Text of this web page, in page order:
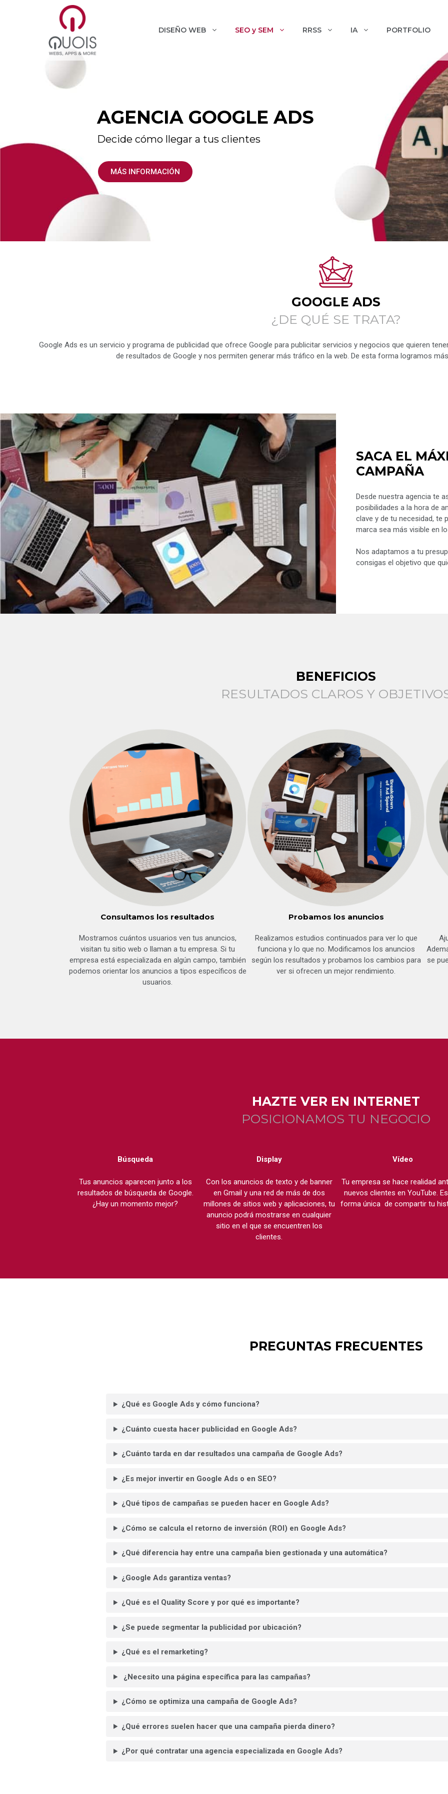
DISEÑO WEB SEO y SEM RRSS IA PORTFOLIO
AGENCIA GOOGLE ADS
Decide cómo llegar a tus clientes
MÁS INFORMACIÓN
GOOGLE ADS
¿DE QUÉ SE TRATA?
Google Ads es un servicio y programa de publicidad que ofrece Google para publicitar servicios y negocios que quieren
de resultados de Google y nos permiten generar más tráfico en la web. De esta forma logramos
SACA EL
CAMPAÑA
Desde nuestra agencia te
posibilidades a la hora de
clave y de tu necesidad, te
marca sea más visible en
Nos adaptamos a tu
consigas el objetivo que
BENEFICIOS
RESULTADOS CLAROS Y
Consultamos los resultados
Mostramos cuántos usuarios ven tus anuncios,
visitan tu sitio web o llaman a tu empresa. Si tu
empresa está especializada en algún campo, también
podemos orientar los anuncios a tipos específicos de
usuarios.
Probamos los anuncios
Realizamos estudios continuados para ver lo que
funciona y lo que no. Modificamos los anuncios
según los resultados y probamos los cambios para
ver si ofrecen un mejor rendimiento.
se
HAZTE VER EN INTERNET
POSICIONAMOS TU NEGOCIO
Búsqueda
Tus anuncios aparecen junto a los
resultados de búsqueda de Google.
¿Hay un momento mejor?
Display
Con los anuncios de texto y de banner
en Gmail y una red de más de dos
millones de sitios web y aplicaciones, tu
anuncio podrá mostrarse en cualquier
sitio en el que se encuentren los
clientes.
Vídeo
Tu empresa se hace realidad
nuevos clientes en YouTube.
forma única de compartir tu
PREGUNTAS FRECUENTES
¿Qué es Google Ads y cómo funciona?
¿Cuánto cuesta hacer publicidad en Google Ads?
¿Cuánto tarda en dar resultados una campaña de Google Ads?
¿Es mejor invertir en Google Ads o en SEO?
¿Qué tipos de campañas se pueden hacer en Google Ads?
¿Cómo se calcula el retorno de inversión (ROI) en Google Ads?
¿Qué diferencia hay entre una campaña bien gestionada y una automática?
¿Google Ads garantiza ventas?
¿Qué es el Quality Score y por qué es importante?
¿Se puede segmentar la publicidad por ubicación?
¿Qué es el remarketing?
¿Necesito una página específica para las campañas?
¿Cómo se optimiza una campaña de Google Ads?
¿Qué errores suelen hacer que una campaña pierda dinero?
¿Por qué contratar una agencia especializada en Google Ads?